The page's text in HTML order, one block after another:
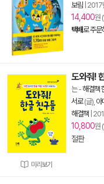
보림 2017
14,400원
택배로 주문
미리보기
도와줘!
는-해결책
서로(글), 아
해결책
10,800원
절판